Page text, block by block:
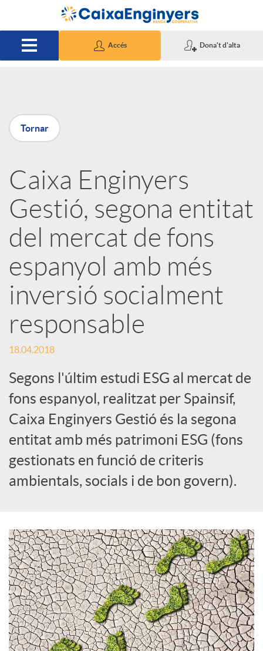
Salta al contingut principal
Accés Dona't d'alta
P
u
b
l
i
c
a
d
o
r
d
e
c
o
n
Tornar
Caixa Enginyers
Gestió, segona entitat
del mercat de fons
espanyol amb més
inversió socialment
responsable
18.04.2018
Segons l'últim estudi ESG al mercat de
fons espanyol, realitzat per Spainsif,
Caixa Enginyers Gestió és la segona
entitat amb més patrimoni ESG (fons
gestionats en funció de criteris
ambientals, socials i de bon govern).